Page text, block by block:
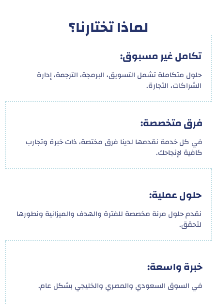
لماذا تختارنا؟
تكامل غير مسبوق:
حلول متكاملة تشمل التسويق، البرمجة، الترجمة، إدارة
الشراكات، التجارة.
فرق متخصصة:
في كل خدمة نقدمها لدينا فرق مختصة، ذات خبرة وتجارب
كافية لإنجاحك.
حلول عملية:
نقدم حلول مرنة مخصصة للفترة والهدف والميزانية ونطورها
لتحقق.
خبرة واسعة:
في السوق السعودي والمصري والخليجي بشكل عام.